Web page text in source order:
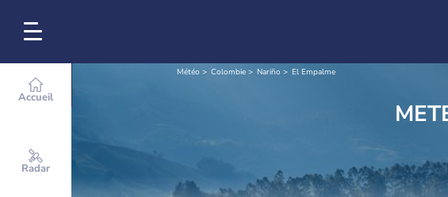
Accueil
Radar
Météo Colombie Nariño El Empalme